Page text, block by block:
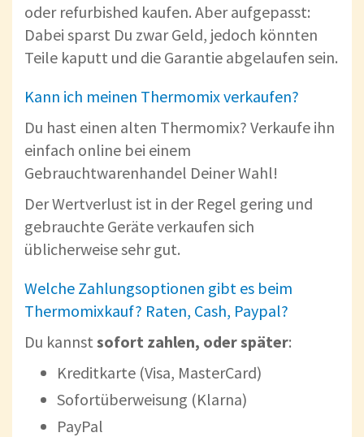
oder refurbished kaufen. Aber aufgepasst:
Dabei sparst Du zwar Geld, jedoch könnten
Teile kaputt und die Garantie abgelaufen sein.
Kann ich meinen Thermomix verkaufen?
Du hast einen alten Thermomix? Verkaufe ihn
einfach online bei einem
Gebrauchtwarenhandel Deiner Wahl!
Der Wertverlust ist in der Regel gering und
gebrauchte Geräte verkaufen sich
üblicherweise sehr gut.
Welche Zahlungsoptionen gibt es beim
Thermomixkauf? Raten, Cash, Paypal?
Du kannst sofort zahlen, oder später:
Kreditkarte (Visa, MasterCard)
Sofortüberweisung (Klarna)
PayPal